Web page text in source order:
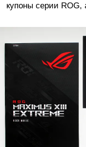
купоны серии ROG,